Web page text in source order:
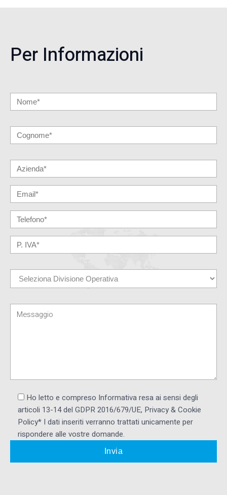
Per Informazioni
Ho letto e compreso Informativa resa ai ​sensi degli
articoli 13-14 del GDPR 2016/679/UE, Privacy & Cookie
Policy* I dati inseriti verranno trattati unicamente per
rispondere alle vostre domande.